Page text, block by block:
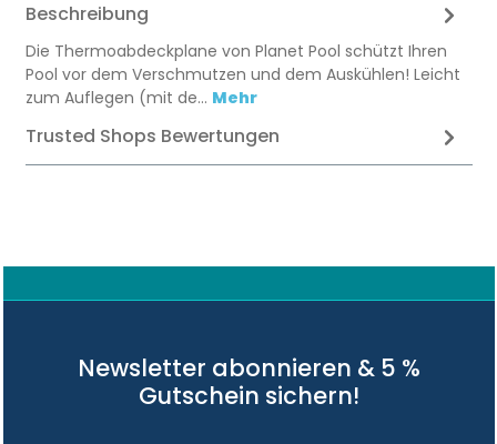
Beschreibung
Die Thermoabdeckplane von Planet Pool schützt Ihren
Pool vor dem Verschmutzen und dem Auskühlen! Leicht
zum Auflegen (mit de… Mehr
Trusted Shops Bewertungen
Newsletter abonnieren & 5 %
Gutschein sichern!